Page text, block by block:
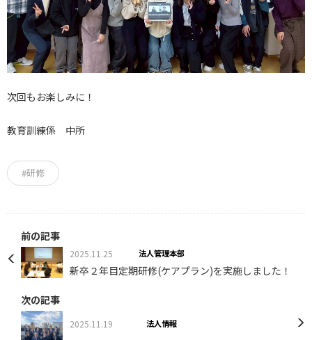
次回もお楽しみに！
教育訓練係 中所
#研修
前の記事
2025.11.25 法人管理本部
新卒２年目定期研修(ケアプラン)を実施しました！
次の記事
2025.11.19 法人情報